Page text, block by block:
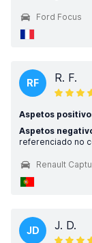
Ford Focus
RF R. F.
Aspetos
Aspetos
referenciado no
Renault
JD J. D.